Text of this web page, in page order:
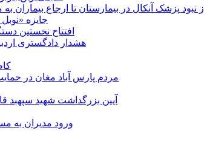
از نبود پزشک آنکال در بیمارستان تا ارجاع
جایزه
افتتاح نخستین
هشدار دادگستری
مردم پارس آباد مغان در
آیین بزرگداشت شهید سپهبد
ورود مدیران به